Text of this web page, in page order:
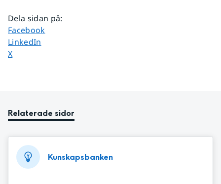
Dela sidan på:
Dela sidan på
Facebook
Dela sidan på
LinkedIn
Dela sidan på
X
Relaterade sidor
Kunskapsbanken